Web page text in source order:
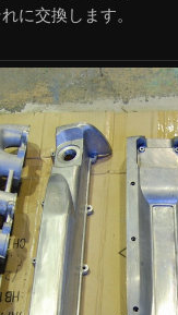
に交換します。